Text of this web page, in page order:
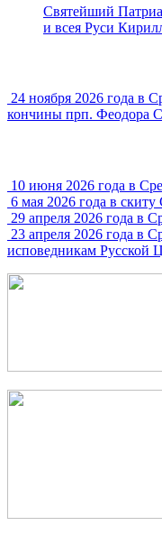
Святейший
и всея Руси
24 ноября 2026 года в
кончины прп. Феодора
10 июня 2026 года в
6 мая 2026 года в
29 апреля 2026 года в
23 апреля 2026 года в
исповедникам Русской